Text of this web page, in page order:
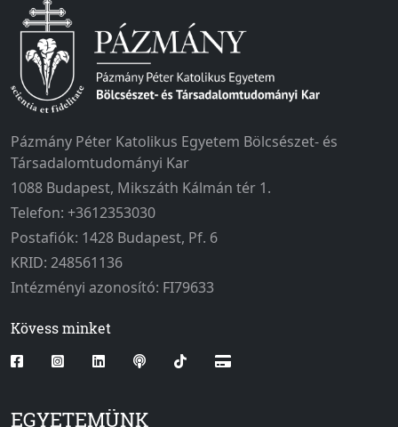
Pázmány Péter Katolikus Egyetem Bölcsészet- és
Társadalomtudományi Kar
1088 Budapest, Mikszáth Kálmán tér 1.
Telefon: +3612353030
Postafiók: 1428 Budapest, Pf. 6
KRID: 248561136
Intézményi azonosító: FI79633
Kövess minket
EGYETEMÜNK